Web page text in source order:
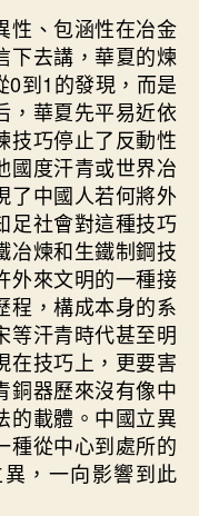
黨
委
書
記
陳
樹
立〉
中
、包涵性在冶金
下去講，華夏的煉
0到1的發現，而是
，華夏先平易近依
技巧停止了反動性
國度汗青或世界冶
了中國人若何將外
足社會對這種技巧
冶煉和生鐵制鋼技
外來文明的一種接
程，構成本身的系
等汗青時代甚至明
在技巧上，更要害
銅器歷來沒有像中
的載體。中國立異
種從中心到處所的
，一向影響到此